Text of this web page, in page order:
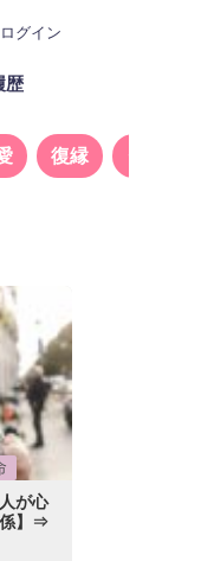
ログイン
歴
復縁
が心
係】⇒